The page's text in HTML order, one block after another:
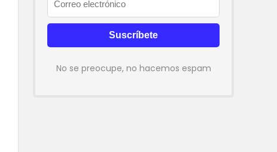
No se preocupe, no hacemos espam